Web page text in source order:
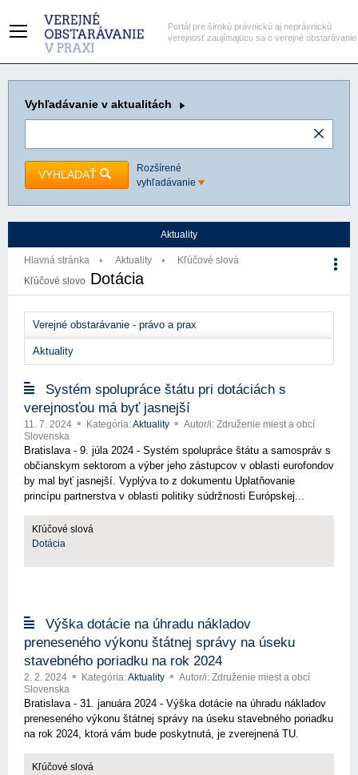
Portál pre širokú právnickú aj neprávnickú
verejnosť zaujímajúcu sa o verejné obstarávanie
Vyhľadávanie v aktualitách
VYHĽADAŤ
Rozšírené
vyhľadávanie
Aktuality
Hlavná stránka Aktuality
Kľúčové slová
Kľúčové slovo Dotácia
Verejné obstarávanie - právo a prax
Aktuality
Systém spolupráce štátu pri dotáciách s
verejnosťou má byť jasnejší
11. 7. 2024 Kategória:Aktuality
Autor/i: Združenie miest a obcí
Slovenska
Bratislava - 9. júla 2024 - Systém spolupráce štátu a samospráv s
občianskym sektorom a výber jeho zástupcov v oblasti eurofondov
by mal byť jasnejší. Vyplýva to z dokumentu Uplatňovanie
princípu partnerstva v oblasti politiky súdržnosti Európskej...
Kľúčové slová
Dotácia
Výška dotácie na úhradu nákladov
preneseného výkonu štátnej správy na úseku
stavebného poriadku na rok 2024
2. 2. 2024 Kategória:Aktuality
Autor/i: Združenie miest a obcí
Slovenska
Bratislava - 31. januára 2024 - Výška dotácie na úhradu nákladov
preneseného výkonu štátnej správy na úseku stavebného poriadku
na rok 2024, ktorá vám bude poskytnutá, je zverejnená TU.
Kľúčové slová